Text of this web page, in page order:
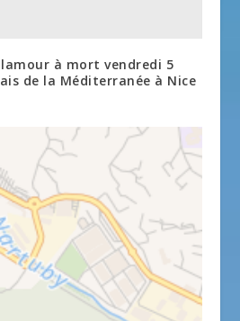
à mort vendredi 5
de la Méditerranée à Nice